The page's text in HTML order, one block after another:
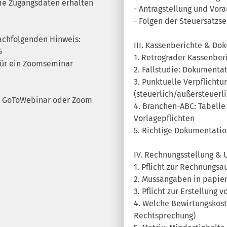
Zugangsdaten erhalten
Hinweis:
ein Zoomseminar
oder Zoom
- Antragstellung und
- Folgen der
III. Kassenberichte &
1. Retrograder
2. Fallstudie:
3. Punktuelle
(steuerlich/
4. Branchen-ABC:
Vorlagepflichten
5. Richtige
IV. Rechnungsstellung &
1. Pflicht zur
2. Mussangaben in
3. Pflicht zur Erstellung
4. Welche
Rechtsprechung)